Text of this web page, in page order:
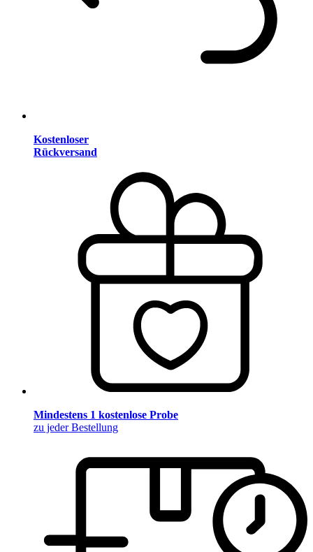
Kostenloser
Rückversand
Mindestens 1 kostenlose Probe
zu jeder Bestellung